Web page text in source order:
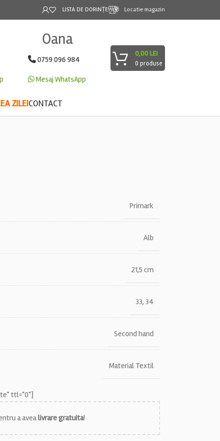
LISTA DE DORINȚE Locatie magazin
Oana
0759 096 984
Mesaj WhatsApp
0 produse
0,00LEI
ZILEICONTACT
Primark
Alb
21,5 cm
33, 34
Second hand
Material Textil
ttl="0"]
a avealivrare gratuita!